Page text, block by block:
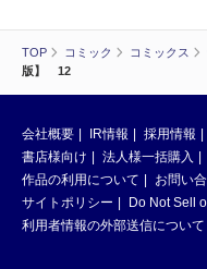
TOP コミック コミックス
版】 12
会社概要 IR情報 採用情報
書店様向け
法人様一括購入
作品の利用について
お問い
サイトポリシー
Do Not Sell
利用者情報の外部送信について